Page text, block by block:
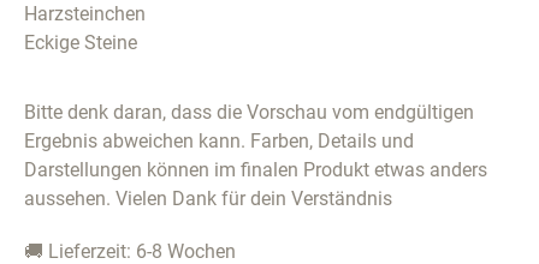
Harzsteinchen
Eckige Steine
Bitte denk daran, dass die Vorschau vom endgültigen
Ergebnis abweichen kann. Farben, Details und
Darstellungen können im finalen Produkt etwas anders
aussehen. Vielen Dank für dein Verständnis
🚚 Lieferzeit: 6-8 Wochen